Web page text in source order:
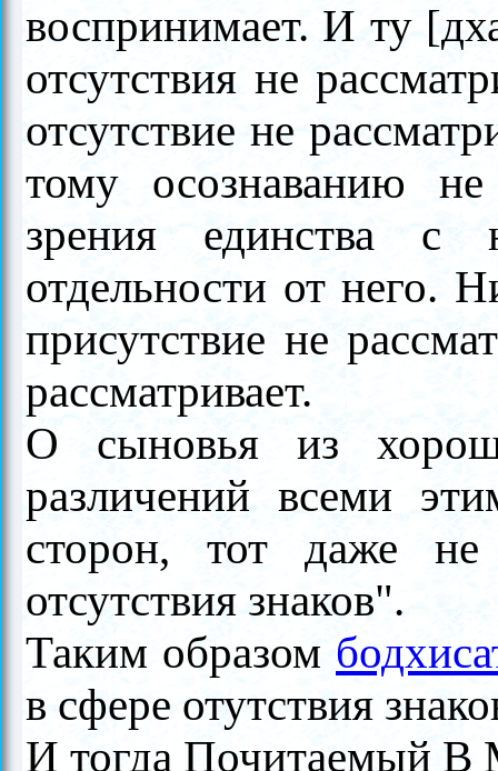
воспринимает. И ту
отсутствия не
отсутствие не
тому осознаванию
зрения единства
отдельности от него.
присутствие не
рассматривает.
О сыновья из
различений всеми
сторон, тот даже не
отсутствия знаков".
Таким образом
в сфере отутствия
И тогда Почитаемый В